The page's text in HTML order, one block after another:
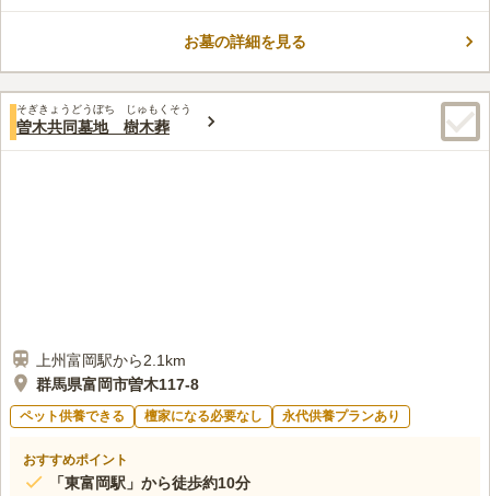
ので安心です。樹木葬では個別に納骨が可能で、1区画に1～3霊
口コミ評価
この霊園はまだ誰からも評価されていません。
お墓の詳細を見る
そぎきょうどうぼち じゅもくそう
曽木共同墓地 樹木葬
上州富岡駅から2.1km
群馬県富岡市曽木117-8
ペット供養できる 檀家になる必要なし 永代供養プランあり
おすすめポイント
「東富岡駅」から徒歩約10分